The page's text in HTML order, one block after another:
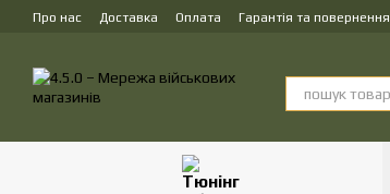
Перейти до основного контенту
Про нас Доставка Оплата Гарантія та повернення